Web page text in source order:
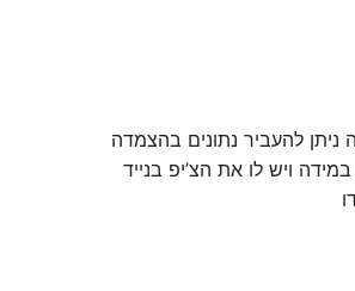
ניתן להעביר נתונים בהצמדה
ויש לו את הצ’יפ בנייד